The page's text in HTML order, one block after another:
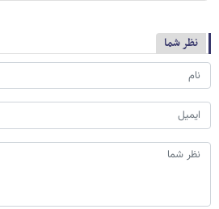
نظر شما